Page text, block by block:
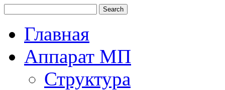
Главная
Аппарат МП
Структура